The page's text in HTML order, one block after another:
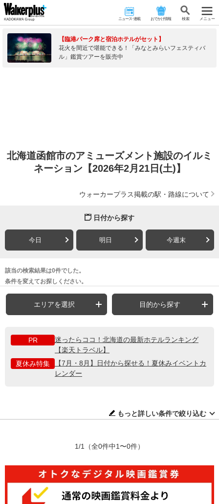
ニュース･連載 おでかけ情報 検 索 メニュー
【臨港パーク席と宿泊ホテルがセット】
花火を間近で堪能できる！「みなとみらいフェスティバ
ル」鑑賞ツアーを販売中
北海道函館市のアミューズメント施設のイルミ
ネーション【2026年2月21日(土)】
ウォーカープラス掲載の駅・路線について
日付から探す
今日 明日 今週末
該当の検索結果は0件でした。
条件を変えてお探しください。
エリアを選択 目的から探す
PR
迷ったらココ！北海道の最新ホテルランキング
【楽天トラベル】
夏休み特集
【7月・8月】日付から探せる！夏休みイベントカ
レンダー
もっと詳しい条件で絞り込む
1/1 （全0件中1〜0件）